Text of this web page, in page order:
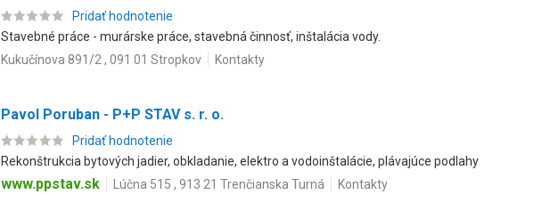
Pridať hodnotenie
Stavebné práce - murárske práce, stavebná činnosť, inštalácia vody.
Kukučínova 891/2 , 091 01 Stropkov
Kontakty
Pavol Poruban - P+P STAV s. r. o.
Pridať hodnotenie
Rekonštrukcia bytových jadier, obkladanie, elektro a vodoinštalácie, plávajúce podlahy
www.ppstav.sk Lúčna 515 , 913 21 Trenčianska Turná Kontakty